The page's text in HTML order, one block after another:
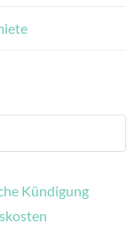
Kündigung